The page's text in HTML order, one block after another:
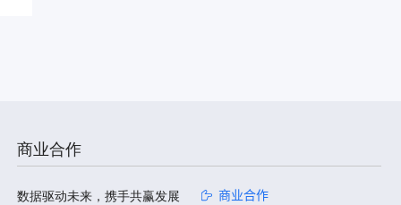
商业合作
数据驱动未来，携手共赢发展 商业合作